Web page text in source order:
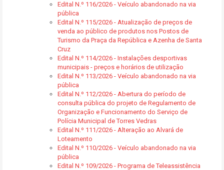
Edital N.º 116/2026 - Veículo abandonado na via
pública
Edital N.º 115/2026 - Atualização de preços de
venda ao público de produtos nos Postos de
Turismo da Praça da República e Azenha de Santa
Cruz
Edital N.º 114/2026 - Instalações desportivas
municipais - preços e horários de utilização
Edital N.º 113/2026 - Veículo abandonado na via
pública
Edital N.º 112/2026 - Abertura do período de
consulta pública do projeto de Regulamento de
Organização e Funcionamento do Serviço de
Polícia Municipal de Torres Vedras
Edital N.º 111/2026 - Alteração ao Alvará de
Loteamento
Edital N.º 110/2026 - Veículo abandonado na via
pública
Edital N.º 109/2026 - Programa de Teleassistência